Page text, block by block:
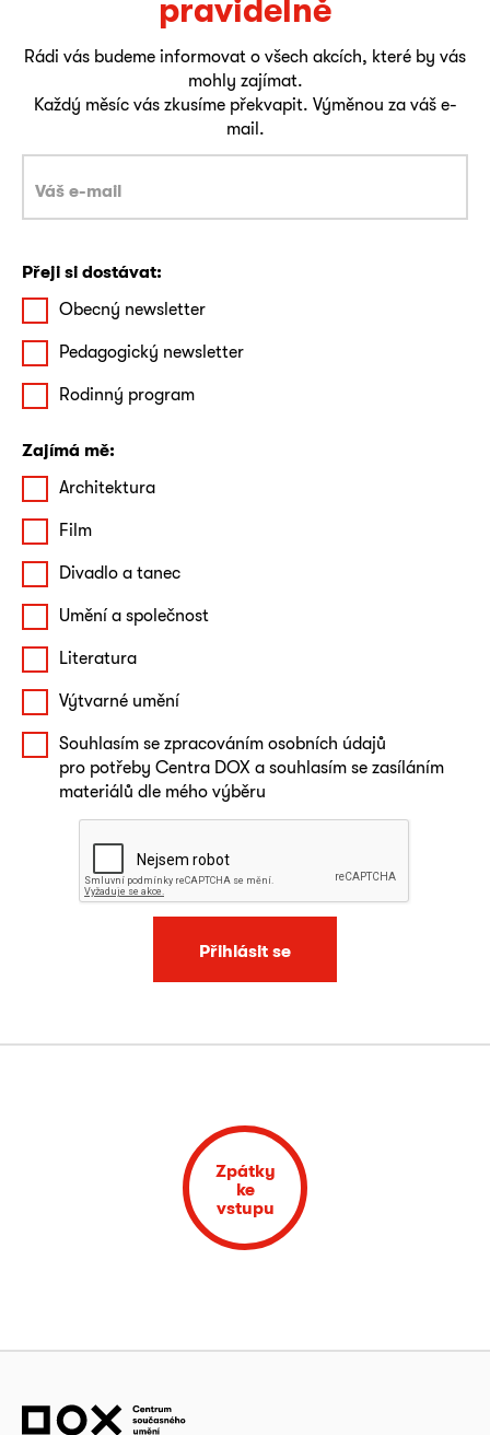
pravidelně
Rádi vás budeme informovat o všech akcích, které by vás
mohly zajímat.
Každý měsíc vás zkusíme překvapit. Výměnou za váš e-
mail.
Přeji si dostávat:
Obecný newsletter
Pedagogický newsletter
Rodinný program
Zajímá mě:
Architektura
Film
Divadlo a tanec
Umění a společnost
Literatura
Výtvarné umění
Souhlasím se zpracováním osobních údajů
pro potřeby Centra DOX a souhlasím se zasíláním
materiálů dle mého výběru
Přihlásit se
Zpátky
ke
vstupu